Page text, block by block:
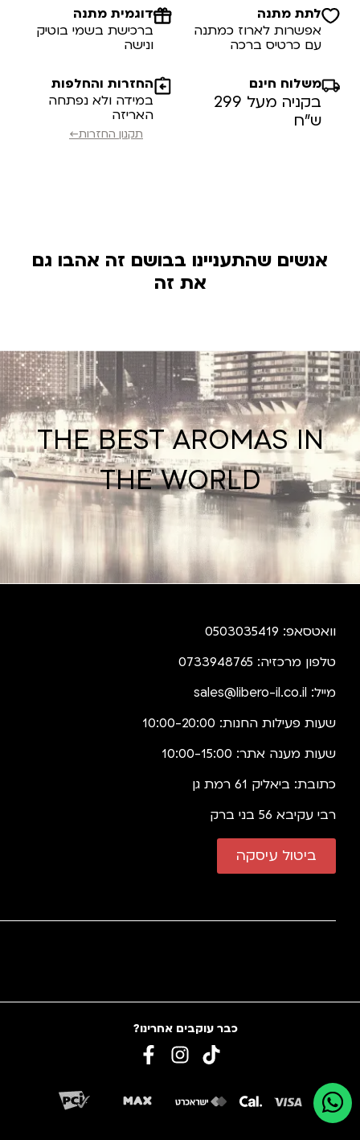
לתת מתנה
אפשרות לארוז כמתנה
עם כרטיס ברכה
דוגמית מתנה
ברכישת בשמי בוטיק
ונישה
משלוח חינם
בקניה מעל 299
ש”ח
החזרות והחלפות
במידה ולא נפתחה
האריזה
תקנון החזרות←
אנשים שהתעניינו בבושם זה אהבו גם
את זה
THE BEST AROMAS IN
THE WORLD
וואטסאפ: 0503035419
טלפון מרכזיה: 0733948765
מייל: sales@libero-il.co.il
שעות פעילות החנות: 10:00-20:00
שעות מענה אתר: 10:00-15:00
כתובת: ביאליק 61 רמת גן
רבי עקיבא 56 בני ברק
ביטול עיסקה
כבר עוקבים אחרינו?